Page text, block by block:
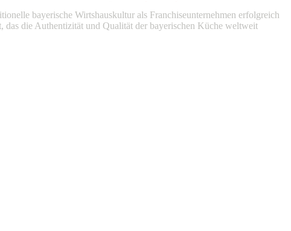
bayerische Wirtshauskultur als Franchiseunternehmen erfolgreich
die Authentizität und Qualität der bayerischen Küche weltweit